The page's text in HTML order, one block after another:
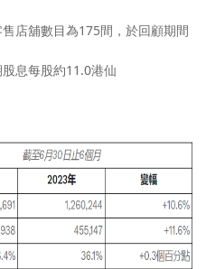
店舖數目為175間，於回顧期間
息每股約11.0港仙